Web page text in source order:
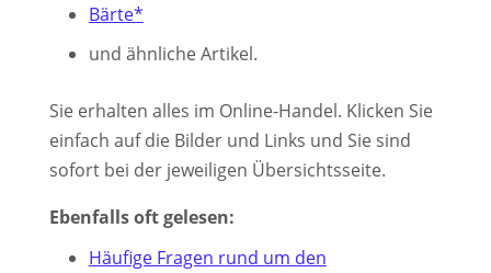
Bärte*
und ähnliche Artikel.
Sie erhalten alles im Online-Handel. Klicken Sie
einfach auf die Bilder und Links und Sie sind
sofort bei der jeweiligen Übersichtsseite.
Ebenfalls oft gelesen:
Häufige Fragen rund um den